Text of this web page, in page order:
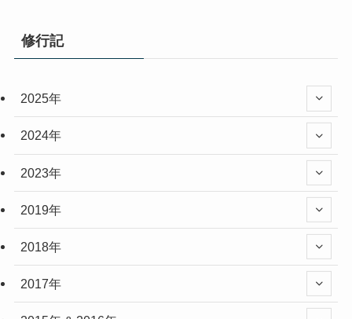
修行記
2025年
2024年
2023年
2019年
2018年
2017年